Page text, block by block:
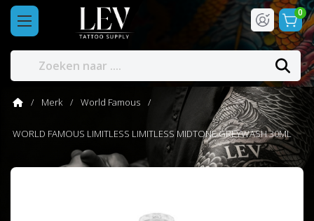
0
Merk World Famous
WORLD FAMOUS LIMITLESS LIMITLESS MIDTONE GREYWASH 30ML